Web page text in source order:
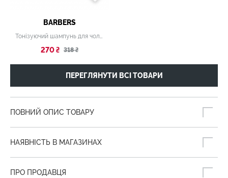
BARBERS
Тонізуючий шампунь для чоловіків Barbers
270 ₴ 318 ₴
ПЕРЕГЛЯНУТИ ВСІ ТОВАРИ
ПОВНИЙ ОПИС ТОВАРУ
НАЯВНІСТЬ В МАГАЗИНАХ
ПРО ПРОДАВЦЯ